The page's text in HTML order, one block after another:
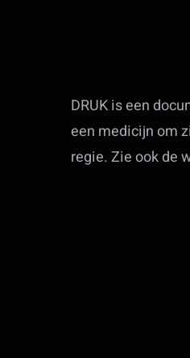
DRUK is een
een medicijn om
regie. Zie ook de